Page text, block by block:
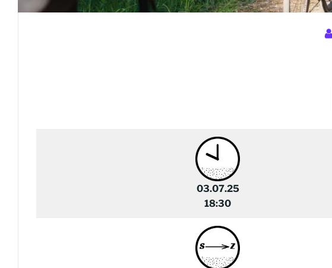
03.07.25
18:30